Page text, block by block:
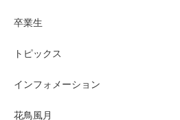
卒業生
トピックス
インフォメーション
花鳥風月